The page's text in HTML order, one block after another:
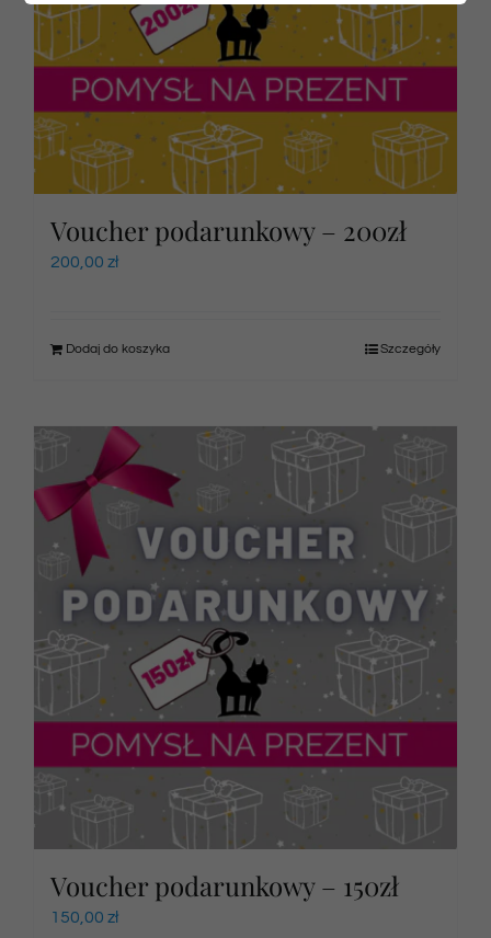
Voucher podarunkowy – 200zł
200,00 zł
Dodaj do koszyka Szczegóły
Voucher podarunkowy – 150zł
150,00 zł